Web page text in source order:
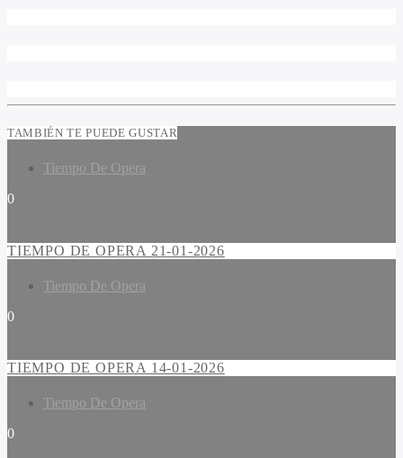
TAMBIÉN TE PUEDE GUSTAR
Tiempo De Opera
0
TIEMPO DE OPERA 21-01-2026
Tiempo De Opera
0
TIEMPO DE OPERA 14-01-2026
Tiempo De Opera
0